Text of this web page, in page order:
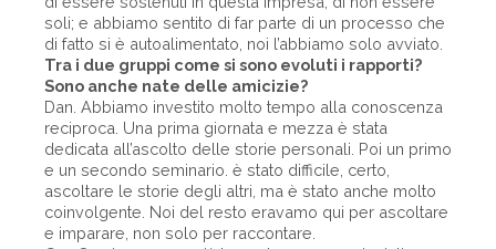
soli; e abbiamo sentito di far parte di un processo che
di fatto si è autoalimentato, noi l’abbiamo solo avviato.
Tra i due gruppi come si sono evoluti i rapporti?
Sono anche nate delle amicizie?
Dan. Abbiamo investito molto tempo alla conoscenza
reciproca. Una prima giornata e mezza è stata
dedicata all’ascolto delle storie personali. Poi un primo
e un secondo seminario. è stato difficile, certo,
ascoltare le storie degli altri, ma è stato anche molto
coinvolgente. Noi del resto eravamo qui per ascoltare
e imparare, non solo per raccontare.